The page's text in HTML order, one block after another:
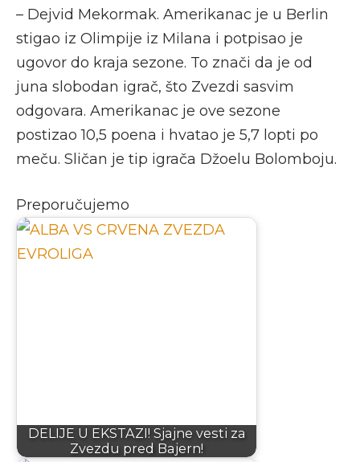
– Dejvid Mekormak. Amerikanac je u Berlin
stigao iz Olimpije iz Milana i potpisao je
ugovor do kraja sezone. To znači da je od
juna slobodan igrač, što Zvezdi sasvim
odgovara. Amerikanac je ove sezone
postizao 10,5 poena i hvatao je 5,7 lopti po
meču. Sličan je tip igrača Džoelu Bolomboju.
Preporučujemo
DELIJE U EKSTAZI! Sjajne vesti za
Zvezdu pred Bajern!